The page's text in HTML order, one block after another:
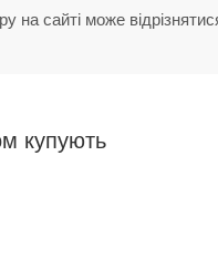
на сайті може
купують